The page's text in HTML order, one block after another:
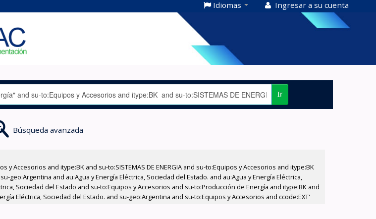
Idiomas Ingresar a su cuenta
Ir
Búsqueda avanzada
Accesorios and itype:BK and su-to:SISTEMAS DE ENERGIA and su-to:Equipos y Accesorios and itype:BK
and au:Agua y Energía Eléctrica, Sociedad del Estado. and au:Agua y Energía Eléctrica,
Sociedad del Estado and su-to:Equipos y Accesorios and su-to:Producción de Energía and itype:BK and
Eléctrica, Sociedad del Estado. and su-geo:Argentina and su-to:Equipos y Accesorios and ccode:EXT'